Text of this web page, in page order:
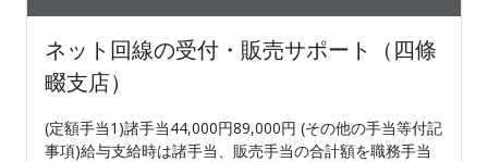
ネット回線の受付・販売サポート（四條
畷支店）
(定額手当1)諸手当44,000円89,000円 (その他の手当等付記
事項)給与支給時は諸手当、販売手当の合計額を職務手当